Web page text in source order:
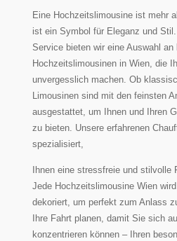
Eine Hochzeitslimousine ist mehr
ist ein Symbol für Eleganz und
Service bieten wir eine Auswahl an
Hochzeitslimousinen in Wien, die
unvergesslich machen. Ob
Limousinen sind mit den feinsten
ausgestattet, um Ihnen und Ihren
zu bieten. Unsere erfahrenen
spezialisiert,
Ihnen eine stressfreie und stilvolle
Jede Hochzeitslimousine Wien
dekoriert, um perfekt zum Anlass
Ihre Fahrt planen, damit Sie sich
konzentrieren können – Ihren